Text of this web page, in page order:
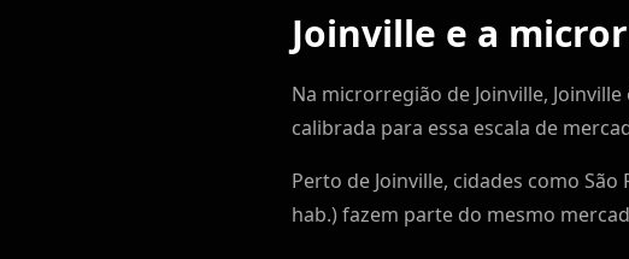
Joinville e a
Na microrregião de Joinville,
calibrada para essa escala de
Perto de Joinville, cidades como
hab.) fazem parte do mesmo